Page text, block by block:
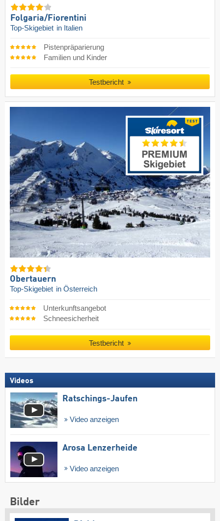
Folgaria/​Fiorentini
Top-Skigebiet in Italien
Pistenpräparierung
Familien und Kinder
Testbericht
Obertauern
Top-Skigebiet in Österreich
Unterkunftsangebot
Schneesicherheit
Testbericht
Videos
Ratschings-Jaufen
Video anzeigen
Arosa Lenzerheide
Video anzeigen
Bilder